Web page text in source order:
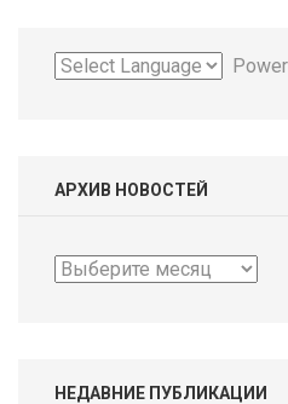
АРХИВ НОВОСТЕЙ
Архив
НЕДАВНИЕ ПУБЛИКАЦИИ